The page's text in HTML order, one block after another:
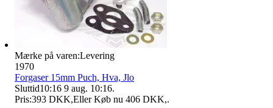
Mærke på varen:Levering
1970
Forgaser 15mm Puch, Hva, Jlo
Sluttid10:16 9 aug. 10:16.
Pris:393 DKK,Eller Køb nu 406 DKK,.